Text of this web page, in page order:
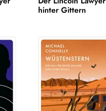
hinter Gittern